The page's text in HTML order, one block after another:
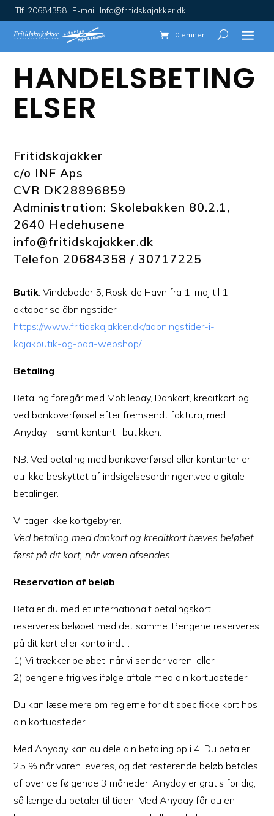
Tlf. 20684358 E-mail. Info@fritidskajakker.dk
0 emner
HANDELSBETING
ELSER
Fritidskajakker
c/o INF Aps
CVR DK28896859
Administration: Skolebakken 80.2.1,
2640 Hedehusene
info@fritidskajakker.dk
Telefon 20684358 / 30717225
Butik: Vindeboder 5, Roskilde Havn fra 1. maj til 1.
oktober se åbningstider:
https://www.fritidskajakker.dk/aabningstider-i-
kajakbutik-og-paa-webshop/
Betaling
Betaling foregår med Mobilepay, Dankort, kreditkort og
ved bankoverførsel efter fremsendt faktura, med
Anyday – samt kontant i butikken.
NB: Ved betaling med bankoverførsel eller kontanter er
du ikke beskyttet af indsigelsesordningen.ved digitale
betalinger.
Vi tager ikke kortgebyrer.
Ved betaling med dankort og kreditkort hæves beløbet
først på dit kort, når varen afsendes.
Reservation af beløb
Betaler du med et internationalt betalingskort,
reserveres beløbet med det samme. Pengene reserveres
på dit kort eller konto indtil:
1) Vi trækker beløbet, når vi sender varen, eller
2) pengene frigives ifølge aftale med din kortudsteder.
Du kan læse mere om reglerne for dit specifikke kort hos
din kortudsteder.
Med Anyday kan du dele din betaling op i 4. Du betaler
25 % når varen leveres, og det resterende beløb betales
af over de følgende 3 måneder. Anyday er gratis for dig,
så længe du betaler til tiden. Med Anyday får du en